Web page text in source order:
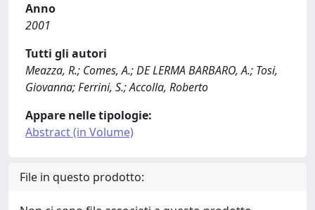
Anno
2001
Tutti gli autori
Meazza, R.; Comes, A.; DE LERMA BARBARO, A.; Tosi,
Giovanna; Ferrini, S.; Accolla, Roberto
Appare nelle tipologie:
Abstract (in Volume)
File in questo prodotto: